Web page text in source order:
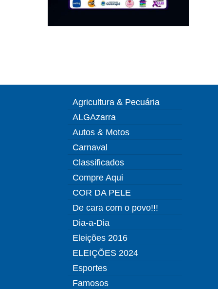
Agricultura & Pecuária
ALGAzarra
Autos & Motos
Carnaval
Classificados
Compre Aqui
COR DA PELE
De cara com o povo!!!
Dia-a-Dia
Eleições 2016
ELEIÇÕES 2024
Esportes
Famosos